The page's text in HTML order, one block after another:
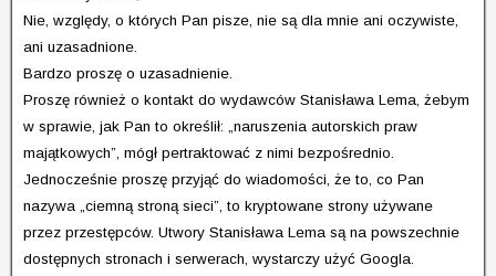
Nie, względy, o których Pan pisze, nie są dla mnie ani oczywiste,
ani uzasadnione.
Bardzo proszę o uzasadnienie.
Proszę również o kontakt do wydawców Stanisława Lema, żebym
w sprawie, jak Pan to określił: „naruszenia autorskich praw
majątkowych”, mógł pertraktować z nimi bezpośrednio.
Jednocześnie proszę przyjąć do wiadomości, że to, co Pan
nazywa „ciemną stroną sieci”, to kryptowane strony używane
przez przestępców. Utwory Stanisława Lema są na powszechnie
dostępnych stronach i serwerach, wystarczy użyć Googla.